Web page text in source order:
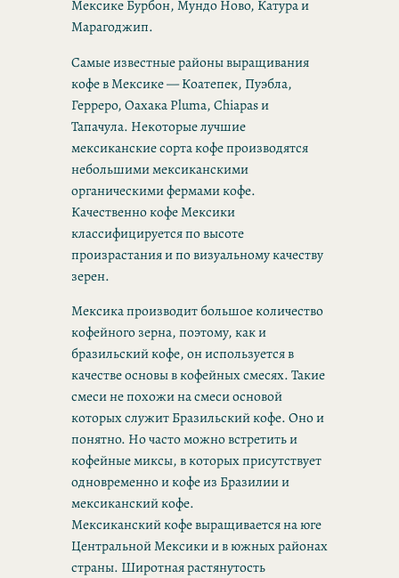
Мексике Бурбон, Мундо Ново, Катура и
Марагоджип.
Самые известные районы выращивания
кофе в Мексике — Коатепек, Пуэбла,
Герреро, Оахака Pluma, Chiapas и
Тапачула. Некоторые лучшие
мексиканские сорта кофе производятся
небольшими мексиканскими
органическими фермами кофе.
Качественно кофе Мексики
классифицируется по высоте
произрастания и по визуальному качеству
зерен.
Мексика производит большое количество
кофейного зерна, поэтому, как и
бразильский кофе, он используется в
качестве основы в кофейных смесях. Такие
смеси не похожи на смеси основой
которых служит Бразильский кофе. Оно и
понятно. Но часто можно встретить и
кофейные миксы, в которых присутствует
одновременно и кофе из Бразилии и
мексиканский кофе.
Мексиканский кофе выращивается на юге
Центральной Мексики и в южных районах
страны. Широтная растянутость